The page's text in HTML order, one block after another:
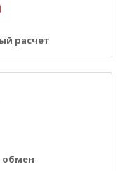
расчет
обмен